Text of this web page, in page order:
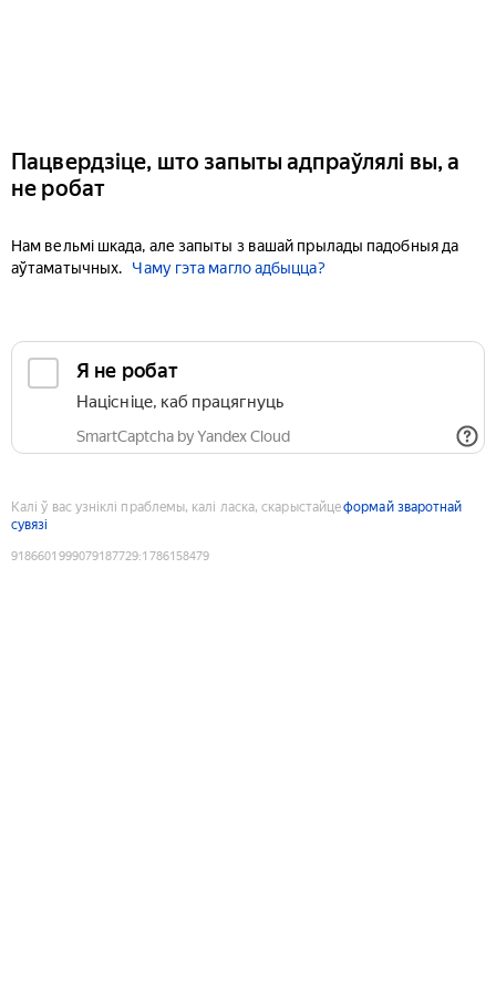
Пацвердзіце, што запыты адпраўлялі вы, а
не робат
Нам вельмі шкада, але запыты з вашай прылады падобныя да
аўтаматычных.
Чаму гэта магло адбыцца?
Я не робат
Націсніце, каб працягнуць
SmartCaptcha by Yandex Cloud
Калі ў вас узніклі праблемы, калі ласка, скарыстайцеформай зваротнай
сувязі
9186601999079187729:1786158479